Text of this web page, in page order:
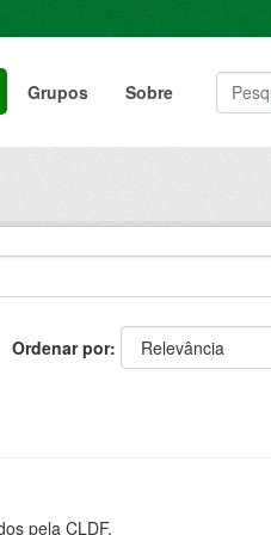
Grupos Sobre
Ordenar por
pela CLDF.